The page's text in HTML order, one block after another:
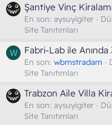
Şantiye Vinç
En son: aysuyigiter
Site Tanıtımları
W Fabri-Lab ile
En son: wbmstradam
Site Tanıtımları
Trabzon Aile Villa
En son: aysuyigiter
Site Tanıtımları